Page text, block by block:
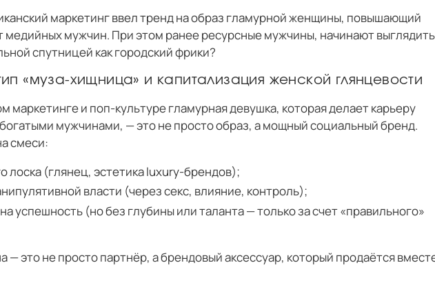
маркетинг ввел тренд на образ гламурной женщины, повышающий
медийных мужчин. При этом ранее ресурсные мужчины, начинают выглядить
спутницей как городский фрики?
«муза-хищница» и капитализация женской глянцевости
маркетинге и поп-культуре гламурная девушка, которая делает карьеру
богатыми мужчинами, — это не просто образ, а мощный социальный бренд.
смеси:
лоска (глянец, эстетика luxury-брендов);
власти (через секс, влияние, контроль);
успешность (но без глубины или таланта — только за счет «правильного»
— это не просто партнёр, а брендовый аксессуар, который продаётся